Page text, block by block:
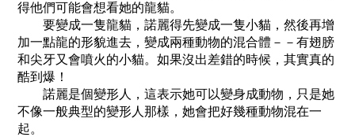
得他們可能會想看她的龍貓。
要變成一隻龍貓，諾麗得先變成一隻小貓，然後再增
加一點龍的形貌進去，變成兩種動物的混合體－－有翅膀
和尖牙又會噴火的小貓。如果沒出差錯的時候，其實真的
酷到爆！
諾麗是個變形人，這表示她可以變身成動物，只是她
不像一般典型的變形人那樣，她會把好幾種動物混在一
起。